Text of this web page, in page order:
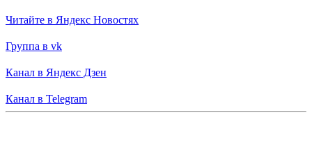
Читайте в Яндекс Новостях
Группа в vk
Канал в Яндекс Дзен
Канал в Telegram